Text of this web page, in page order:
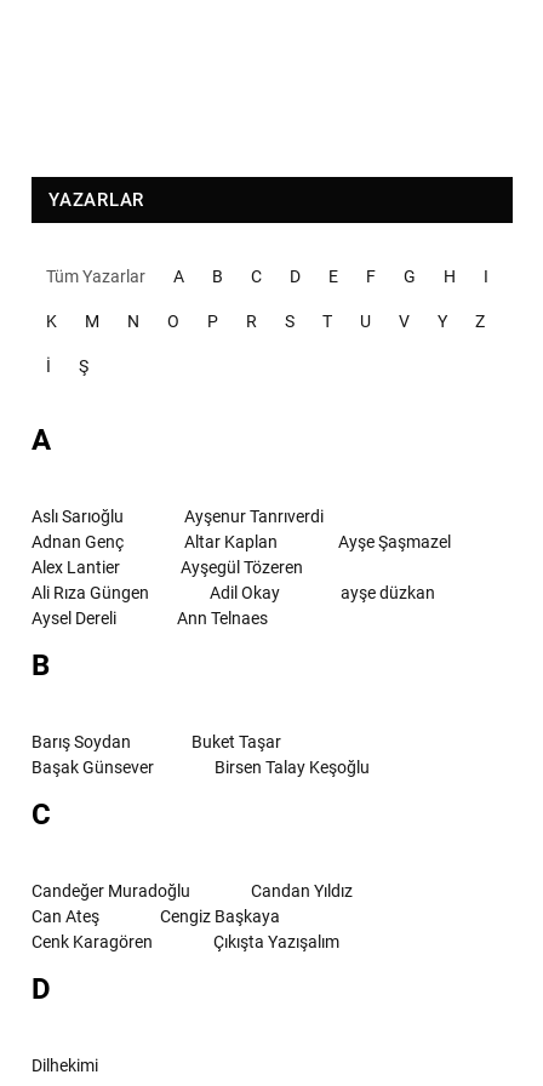
YAZARLAR
Tüm Yazarlar A B C D E F G H I
K M N O P R S T U V Y Z
İ Ş
A
Aslı Sarıoğlu
Ayşenur Tanrıverdi
Adnan Genç
Altar Kaplan
Ayşe Şaşmazel
Alex Lantier
Ayşegül Tözeren
Ali Rıza Güngen
Adil Okay
ayşe düzkan
Aysel Dereli
Ann Telnaes
B
Barış Soydan
Buket Taşar
Başak Günsever
Birsen Talay Keşoğlu
C
Candeğer Muradoğlu
Candan Yıldız
Can Ateş
Cengiz Başkaya
Cenk Karagören
Çıkışta Yazışalım
D
Dilhekimi